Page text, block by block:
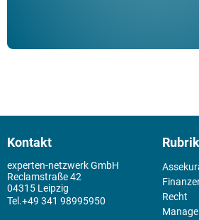
Kontakt
experten-netzwerk GmbH
Reclamstraße 42
04315 Leipzig
+49 341 98995950
Recht